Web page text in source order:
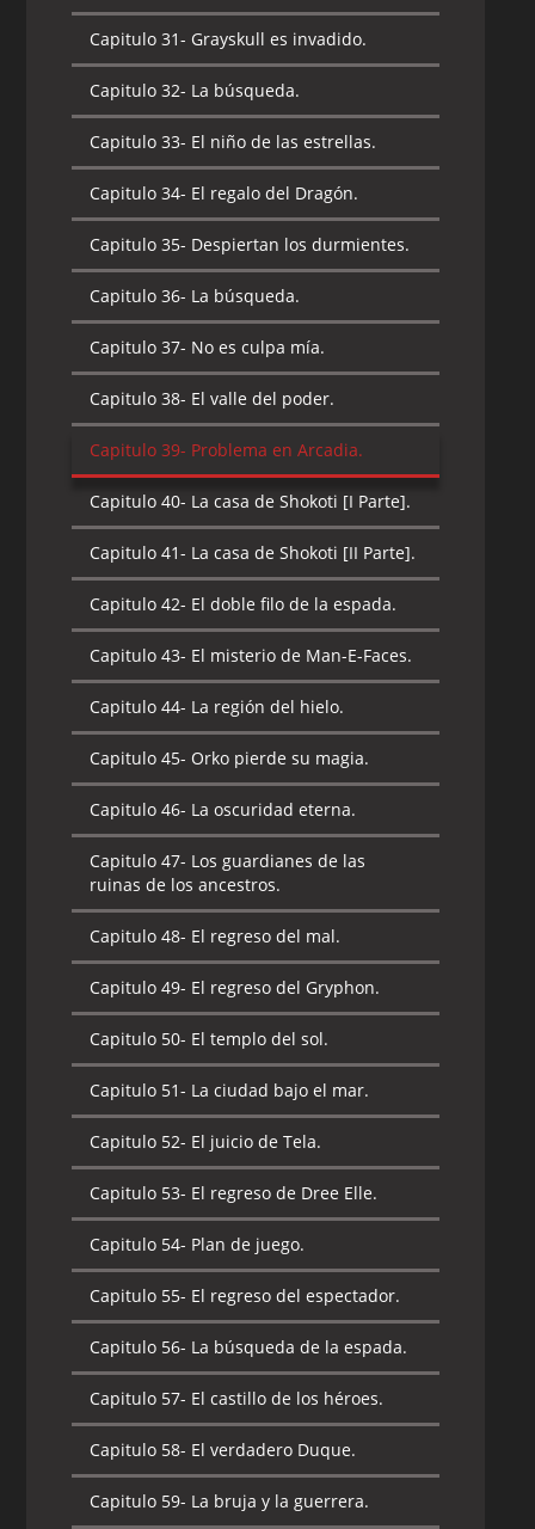
Capitulo 31- Grayskull es invadido.
Capitulo 32- La búsqueda.
Capitulo 33- El niño de las estrellas.
Capitulo 34- El regalo del Dragón.
Capitulo 35- Despiertan los durmientes.
Capitulo 36- La búsqueda.
Capitulo 37- No es culpa mía.
Capitulo 38- El valle del poder.
Capitulo 39- Problema en Arcadia.
Capitulo 40- La casa de Shokoti [I Parte].
Capitulo 41- La casa de Shokoti [II Parte].
Capitulo 42- El doble filo de la espada.
Capitulo 43- El misterio de Man-E-Faces.
Capitulo 44- La región del hielo.
Capitulo 45- Orko pierde su magia.
Capitulo 46- La oscuridad eterna.
Capitulo 47- Los guardianes de las
ruinas de los ancestros.
Capitulo 48- El regreso del mal.
Capitulo 49- El regreso del Gryphon.
Capitulo 50- El templo del sol.
Capitulo 51- La ciudad bajo el mar.
Capitulo 52- El juicio de Tela.
Capitulo 53- El regreso de Dree Elle.
Capitulo 54- Plan de juego.
Capitulo 55- El regreso del espectador.
Capitulo 56- La búsqueda de la espada.
Capitulo 57- El castillo de los héroes.
Capitulo 58- El verdadero Duque.
Capitulo 59- La bruja y la guerrera.